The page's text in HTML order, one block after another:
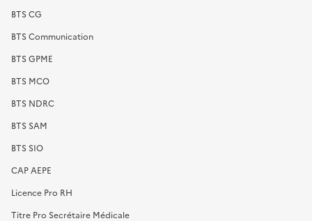
BTS CG
BTS Communication
BTS GPME
BTS MCO
BTS NDRC
BTS SAM
BTS SIO
CAP AEPE
Licence Pro RH
Titre Pro Secrétaire Médicale